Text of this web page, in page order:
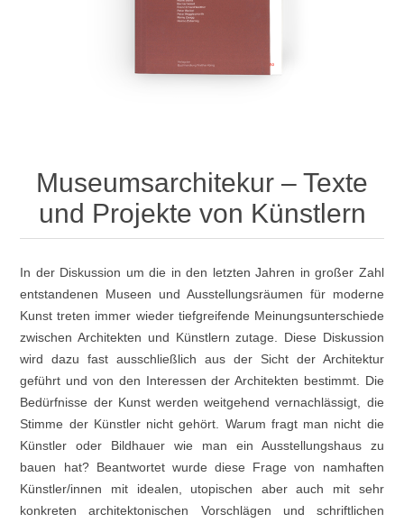
Museumsarchitekur – Texte
und Projekte von Künstlern
In der Diskussion um die in den letzten Jahren in großer Zahl
entstandenen Museen und Ausstellungsräumen für moderne
Kunst treten immer wieder tiefgreifende Meinungsunterschiede
zwischen Architekten und Künstlern zutage. Diese Diskussion
wird dazu fast ausschließlich aus der Sicht der Architektur
geführt und von den Interessen der Architekten bestimmt. Die
Bedürfnisse der Kunst werden weitgehend vernachlässigt, die
Stimme der Künstler nicht gehört. Warum fragt man nicht die
Künstler oder Bildhauer wie man ein Ausstellungshaus zu
bauen hat? Beantwortet wurde diese Frage von namhaften
Künstler/innen mit idealen, utopischen aber auch mit sehr
konkreten architektonischen Vorschlägen und schriftlichen